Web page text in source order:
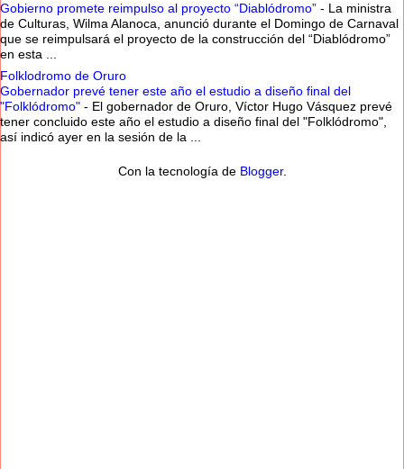
Gobierno promete reimpulso al proyecto “Diablódromo” - La ministra
de Culturas, Wilma Alanoca, anunció durante el Domingo de Carnaval
que se reimpulsará el proyecto de la construcción del “Diablódromo”
en esta ...
Folklodromo de Oruro
Gobernador prevé tener este año el estudio a diseño final del
"Folklódromo" - El gobernador de Oruro, Víctor Hugo Vásquez prevé
tener concluido este año el estudio a diseño final del "Folklódromo",
así indicó ayer en la sesión de la ...
Con la tecnología de Blogger.